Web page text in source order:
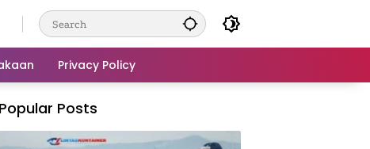
Privacy Policy
Popular Posts